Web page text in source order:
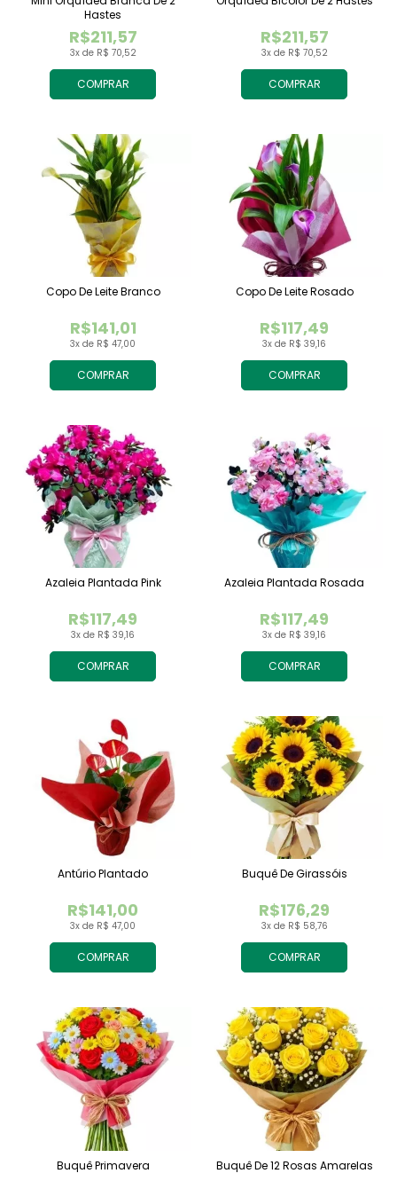
COMPRAR
3x de R$ 70,52
R$211,57
Hastes
COMPRAR
3x de R$ 70,52
R$211,57
COMPRAR
3x de R$ 47,00
R$141,01
Copo De Leite Branco
COMPRAR
3x de R$ 39,16
R$117,49
Copo De Leite Rosado
COMPRAR
3x de R$ 39,16
R$117,49
Azaleia Plantada Pink
COMPRAR
3x de R$ 39,16
R$117,49
Azaleia Plantada Rosada
COMPRAR
3x de R$ 47,00
R$141,00
Antúrio Plantado
COMPRAR
3x de R$ 58,76
R$176,29
Buquê De Girassóis
Buquê Primavera Buquê De 12 Rosas Amarelas